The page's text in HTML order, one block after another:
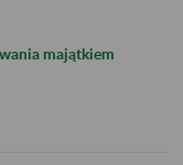
majątkiem